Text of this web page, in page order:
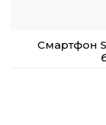
Смартфон